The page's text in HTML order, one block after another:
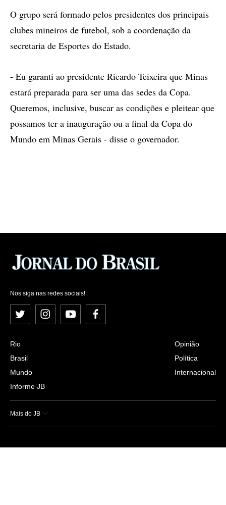
O grupo será formado pelos presidentes dos principais
clubes mineiros de futebol, sob a coordenação da
secretaria de Esportes do Estado.
- Eu garanti ao presidente Ricardo Teixeira que Minas
estará preparada para ser uma das sedes da Copa.
Queremos, inclusive, buscar as condições e pleitear que
possamos ter a inauguração ou a final da Copa do
Mundo em Minas Gerais - disse o governador.
Nos siga nas redes sociais!
Twitter InstagramYouTubeFacebook
Rio
Brasil
Mundo
Informe JB
Opinião
Política
Internacional
Mais do JB
Esportes